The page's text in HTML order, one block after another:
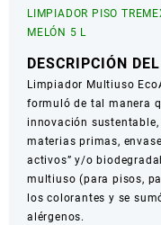
LIMPIADOR PISO
MELÓN 5 L
DESCRIPCIÓN
Limpiador Multiuso
formuló de tal manera
innovación
materias primas,
activos” y/o
multiuso (para pisos,
los colorantes y se
alérgenos.